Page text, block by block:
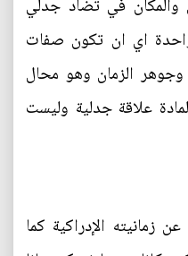
في تضاد جدلي
اي ان تكون صفات
الزمان وهو محال
علاقة جدلية وليست
زمانيته الإدراكية كما